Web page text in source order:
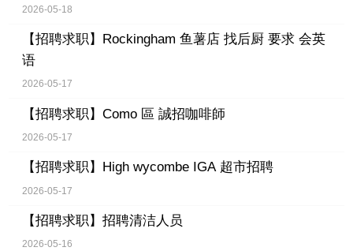
2026-05-18
【招聘求职】 Rockingham 鱼薯店 找后厨 要求 会英
语
2026-05-17
【招聘求职】 Como 區 誠招咖啡師
2026-05-17
【招聘求职】 High wycombe IGA 超市招聘
2026-05-17
【招聘求职】 招聘清洁人员
2026-05-16